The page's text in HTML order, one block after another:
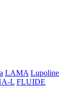
LAMA Lupoline
L FLUIDE